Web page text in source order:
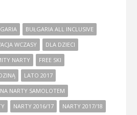
BUŁGARIA ALL INCLUSIVE
WCZASY
DLA DZIECI
NARTY
FREE SKI
LATO 2017
NA NARTY SAMOLOTEM
NARTY 2016/17
NARTY 2017/18